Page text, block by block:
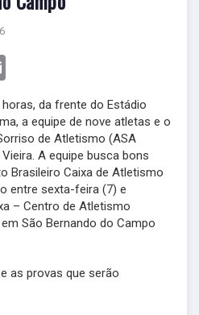
da frente do Estádio
a equipe de nove atletas e o
de Atletismo (ASA
A equipe busca bons
Brasileiro Caixa de Atletismo
entre sexta-feira (7) e
– Centro de Atletismo
São Bernando do Campo
as provas que serão